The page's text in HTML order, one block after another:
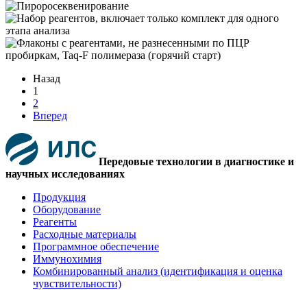
Назад
1
2
Вперед
Передовые технологии в диагностике и
научных исследованиях
Продукция
Оборудование
Реагенты
Расходные материалы
Программное обеспечение
Иммунохимия
Комбинированный анализ (идентификация и оценка
чувствительности)